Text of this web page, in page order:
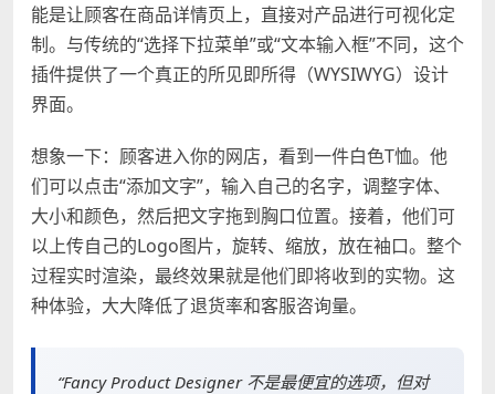
能是让顾客在商品详情页上，直接对产品进行可视化定
制。与传统的“选择下拉菜单”或“文本输入框”不同，这个
插件提供了一个真正的所见即所得（WYSIWYG）设计
界面。
想象一下：顾客进入你的网店，看到一件白色T恤。他
们可以点击“添加文字”，输入自己的名字，调整字体、
大小和颜色，然后把文字拖到胸口位置。接着，他们可
以上传自己的Logo图片，旋转、缩放，放在袖口。整个
过程实时渲染，最终效果就是他们即将收到的实物。这
种体验，大大降低了退货率和客服咨询量。
“Fancy Product Designer 不是最便宜的选项，但对